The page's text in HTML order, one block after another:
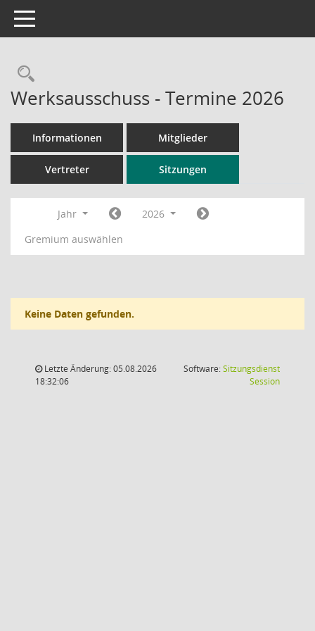
Toggle navigation
Rechercheauswahl
Werksausschuss - Termine 2026
Informationen Mitglieder
Vertreter Sitzungen
Jahr
2026
Gremium auswählen
Keine Daten gefunden.
Letzte Änderung: 05.08.2026
18:32:06
Software:Sitzungsdienst
Session(Wird in